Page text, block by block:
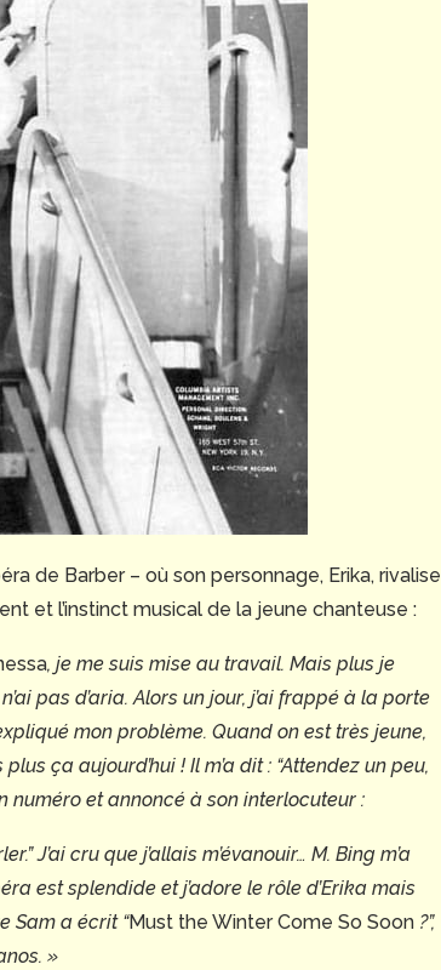
de Barber – où son personnage, Erika, rivalise
et l’instinct musical de la jeune chanteuse :
, je me suis mise au travail. Mais plus je
pas d’aria. Alors un jour, j’ai frappé à la porte
mon problème. Quand on est très jeune,
ça aujourd’hui ! Il m’a dit : “Attendez un peu,
numéro et annoncé à son interlocuteur :
J’ai cru que j’allais m’évanouir… M. Bing m’a
est splendide et j’adore le rôle d’Erika mais
Sam a écrit “Must the Winter Come So Soon ?”,
»